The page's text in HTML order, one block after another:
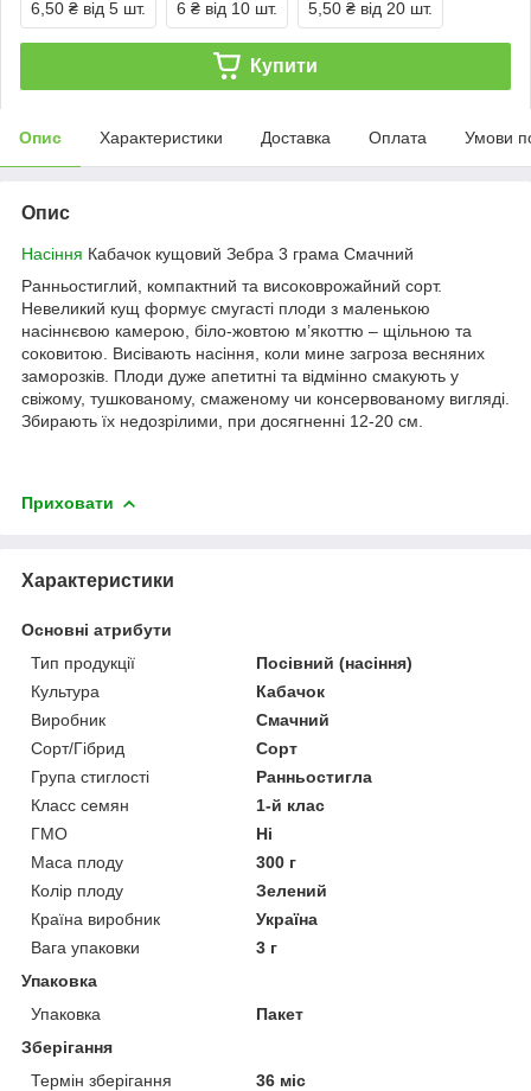
6,50 ₴ від 5 шт. 6 ₴ від 10 шт. 5,50 ₴ від 20 шт.
Купити
Опис Характеристики Доставка Оплата Умови
Опис
Насіння Кабачок кущовий Зебра 3 грама Смачний
Ранньостиглий, компактний та високоврожайний сорт.
Невеликий кущ формує смугасті плоди з маленькою
насіннєвою камерою, біло-жовтою м’якоттю – щільною та
соковитою. Висівають насіння, коли мине загроза весняних
заморозків. Плоди дуже апетитні та відмінно смакують у
свіжому, тушкованому, смаженому чи консервованому вигляді.
Збирають їх недозрілими, при досягненні 12-20 см.
Приховати
Характеристики
Основні атрибути
Тип продукції
Посівний (насіння)
Культура
Кабачок
Виробник
Смачний
Сорт/Гібрид
Сорт
Група стиглості
Ранньостигла
Класс семян
1-й клас
ГМО
Ні
Маса плоду
300 г
Колір плоду
Зелений
Країна виробник
Україна
Вага упаковки
3 г
Упаковка
Упаковка
Пакет
Зберігання
Термін зберігання
36 міс